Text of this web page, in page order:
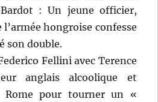
: Un jeune officier,
hongroise confesse
son double.
Fellini avec Terence
anglais alcoolique et
Rome pour tourner un «